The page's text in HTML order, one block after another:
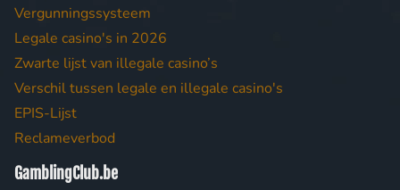
Vergunningssysteem
Legale casino's in 2026
Zwarte lijst van illegale casino’s
Verschil tussen legale en illegale casino's
EPIS-Lijst
Reclameverbod
GamblingClub.be